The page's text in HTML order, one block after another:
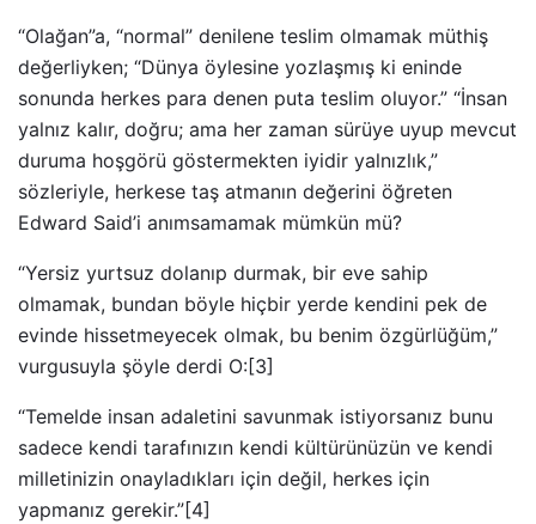
“Olağan”a, “normal” denilene teslim olmamak müthiş
değerliyken; “Dünya öylesine yozlaşmış ki eninde
sonunda herkes para denen puta teslim oluyor.” “İnsan
yalnız kalır, doğru; ama her zaman sürüye uyup mevcut
duruma hoşgörü göstermekten iyidir yalnızlık,”
sözleriyle, herkese taş atmanın değerini öğreten
Edward Said’i anımsamamak mümkün mü?
“Yersiz yurtsuz dolanıp durmak, bir eve sahip
olmamak, bundan böyle hiçbir yerde kendini pek de
evinde hissetmeyecek olmak, bu benim özgürlüğüm,”
vurgusuyla şöyle derdi O:[3]
“Temelde insan adaletini savunmak istiyorsanız bunu
sadece kendi tarafınızın kendi kültürünüzün ve kendi
milletinizin onayladıkları için değil, herkes için
yapmanız gerekir.”[4]